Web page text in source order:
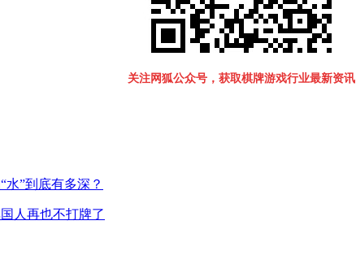
关注网狐公众号，获取棋牌游戏行业最新资讯
”到底有多深？
人再也不打牌了